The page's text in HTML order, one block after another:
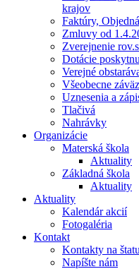
krajov
Faktúry,
Zmluvy od
Zverejnenie
Dotácie
Verejné
Všeobecne
Uznesenia a
Tlačivá
Nahrávky
Organizácie
Materská škola
Aktuality
Základná škola
Aktuality
Aktuality
Kalendár akcií
Fotogaléria
Kontakt
Kontakty na
Napíšte nám